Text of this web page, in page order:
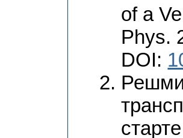
of a
Phys.
DOI: